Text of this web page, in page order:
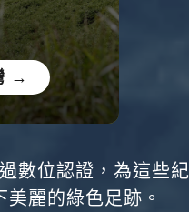
→
數位認證，為這些紀
麗的綠色足跡。